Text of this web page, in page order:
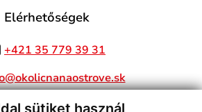
sütiket használ
Elérhetőségek
+421 35 779 39 31